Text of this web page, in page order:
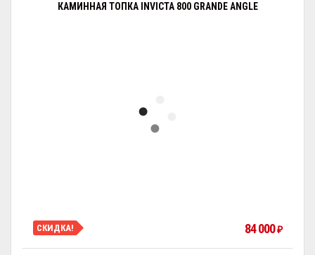
КАМИННАЯ ТОПКА INVICTA 800 GRANDE ANGLE
СКИДКА! 84 000₽